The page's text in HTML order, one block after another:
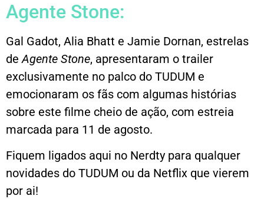
Agente Stone:
Gal Gadot, Alia Bhatt e Jamie Dornan, estrelas
deAgente Stone, apresentaram o trailer
exclusivamente no palco do TUDUM e
emocionaram os fãs com algumas histórias
sobre este filme cheio de ação, com estreia
marcada para 11 de agosto.
Fiquem ligados aqui no Nerdty para qualquer
novidades do TUDUM ou da Netflix que vierem
por ai!